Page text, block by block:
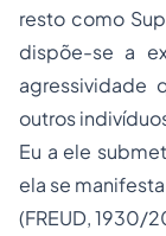
resto como
dispõe-se a
agressividade
outros
Eu a ele
ela se
(FREUD, 1930/